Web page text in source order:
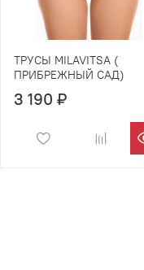
ТРУСЫ MILAVITSA (
ПРИБРЕЖНЫЙ САД)
3 190 ₽